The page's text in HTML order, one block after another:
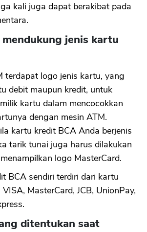
kali juga dapat berakibat pada
jenis kartu
terdapat logo jenis kartu, yang
debit maupun kredit, untuk
kartu dalam mencocokkan
dengan mesin ATM.
kartu kredit BCA Anda berjenis
tarik tunai juga harus dilakukan
logo MasterCard.
BCA sendiri terdiri dari kartu
MasterCard, JCB, UnionPay,
ditentukan saat